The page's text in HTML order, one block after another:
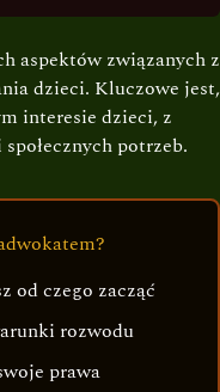
aspektów związanych z
dzieci. Kluczowe jest,
interesie dzieci, z
potrzeb.
od czego zacząć
rozwodu
prawa